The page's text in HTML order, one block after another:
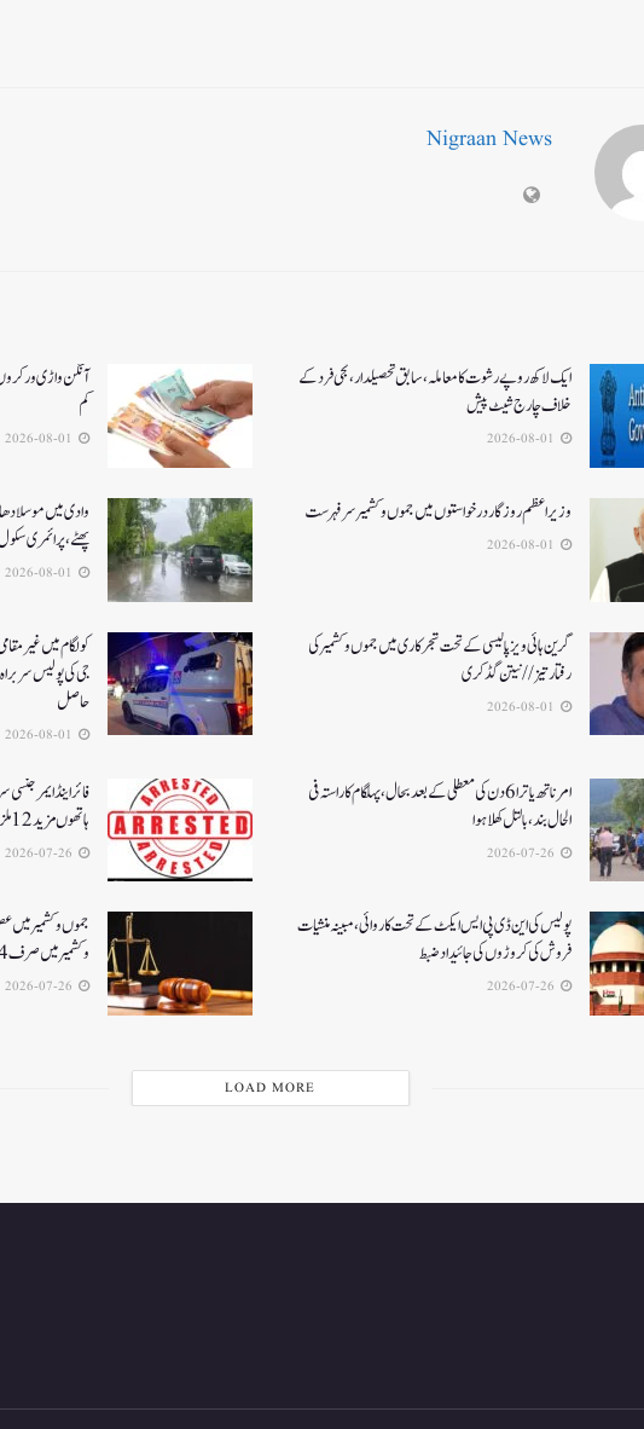
Nigraan News
ایک لاکھ روپے رشوت کا معاملہ،سابق تحصیلدار، نجی فرد کے
خلاف چارج شیٹ پیش
آنگن واڑی ورکروں
کم
وزیر اعظم روزگار درخواستوں میں جموں و کشمیر سرفہرست
وادی میں
پھٹے، پرائمری
گرین ہائی ویز پالیسی کے تحت شجرکاری میں جموں و کشمیر کی
رفتار تیز// نیتن گڈکری
جی کی پولیس
حاصل
امرناتھ یاترا 6دن کی معطلی کے بعد بحال،پہلگام کا راستہ فی
الحال بند، بالتل کھلا ہوا
فائر اینڈ
ہاتھوں مزید 12 ملزمان گرفتار
پولیس کی این ڈی پی ایس ایکٹ کے تحت کاروائی، مبینہ منشیات
فروش کی کروڑوں کی جائیداد ضبط
جموں و کشمیر میں
و کشمیر میں صرف 4 فاسٹ ٹریک سپیشل عدالتیں فعال
LOAD MORE